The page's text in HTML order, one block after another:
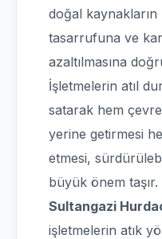
doğal kaynakların
tasarrufuna ve
azaltılmasına
İşletmelerin atıl
satarak hem
yerine getirmesi
etmesi,
büyük önem
Sultangazi
işletmelerin atık